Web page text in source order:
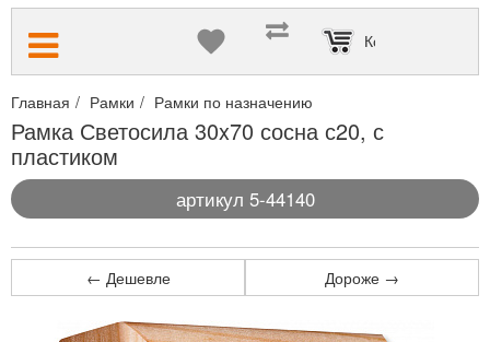
Корзина пуста
Главная Рамки Рамки по назначению
Рамка Светосила 30x70 сосна с20, с
пластиком
артикул 5-44140
← Дешевле Дороже →